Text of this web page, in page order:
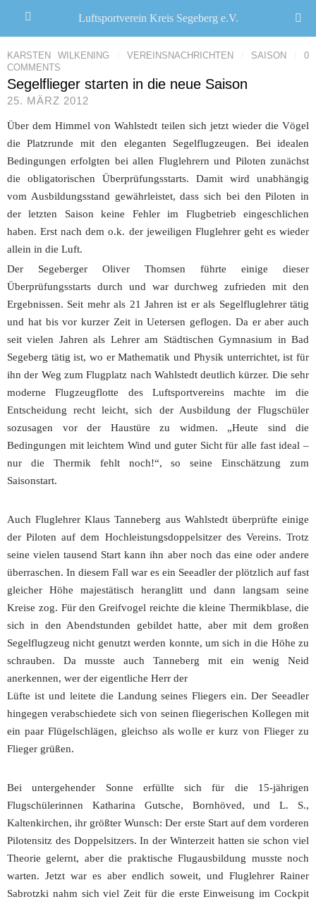
KARSTEN WILKENING VEREINSNACHRICHTEN SAISON
0
COMMENTS
Segelflieger starten in die neue Saison
25. MÄRZ 2012
Über dem Himmel von Wahlstedt teilen sich jetzt wieder die Vögel
die Platzrunde mit den eleganten Segelflugzeugen. Bei idealen
Bedingungen erfolgten bei allen Fluglehrern und Piloten zunächst
die obligatorischen Überprüfungsstarts. Damit wird unabhängig
vom Ausbildungsstand gewährleistet, dass sich bei den Piloten in
der letzten Saison keine Fehler im Flugbetrieb eingeschlichen
haben. Erst nach dem o.k. der jeweiligen Fluglehrer geht es wieder
allein in die Luft.
Der Segeberger Oliver Thomsen führte einige dieser
Überprüfungsstarts durch und war durchweg zufrieden mit den
Ergebnissen. Seit mehr als 21 Jahren ist er als Segelfluglehrer tätig
und hat bis vor kurzer Zeit in Uetersen geflogen. Da er aber auch
seit vielen Jahren als Lehrer am Städtischen Gymnasium in Bad
Segeberg tätig ist, wo er Mathematik und Physik unterrichtet, ist für
ihn der Weg zum Flugplatz nach Wahlstedt deutlich kürzer. Die sehr
moderne Flugzeugflotte des Luftsportvereins machte im die
Entscheidung recht leicht, sich der Ausbildung der Flugschüler
sozusagen vor der Haustüre zu widmen. „Heute sind die
Bedingungen mit leichtem Wind und guter Sicht für alle fast ideal –
nur die Thermik fehlt noch!“, so seine Einschätzung zum
Saisonstart.
Auch Fluglehrer Klaus Tanneberg aus Wahlstedt überprüfte einige
der Piloten auf dem Hochleistungsdoppelsitzer des Vereins. Trotz
seine vielen tausend Start kann ihn aber noch das eine oder andere
überraschen. In diesem Fall war es ein Seeadler der plötzlich auf fast
gleicher Höhe majestätisch heranglitt und dann langsam seine
Kreise zog. Für den Greifvogel reichte die kleine Thermikblase, die
sich in den Abendstunden gebildet hatte, aber mit dem großen
Segelflugzeug nicht genutzt werden konnte, um sich in die Höhe zu
schrauben. Da musste auch Tanneberg mit ein wenig Neid
anerkennen, wer der eigentliche Herr der
Lüfte ist und leitete die Landung seines Fliegers ein. Der Seeadler
hingegen verabschiedete sich von seinen fliegerischen Kollegen mit
ein paar Flügelschlägen, gleichso als wolle er kurz von Flieger zu
Flieger grüßen.
Bei untergehender Sonne erfüllte sich für die 15-jährigen
Flugschülerinnen Katharina Gutsche, Bornhöved, und L. S.,
Kaltenkirchen, ihr größter Wunsch: Der erste Start auf dem vorderen
Pilotensitz des Doppelsitzers. In der Winterzeit hatten sie schon viel
Theorie gelernt, aber die praktische Flugausbildung musste noch
warten. Jetzt war es aber endlich soweit, und Fluglehrer Rainer
Sabrotzki nahm sich viel Zeit für die erste Einweisung im Cockpit
Luftsportverein Kreis Segeberg e.V.